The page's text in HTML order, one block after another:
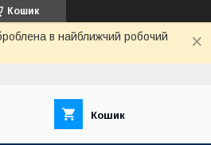
Кошик
в найближчий робочий
Кошик